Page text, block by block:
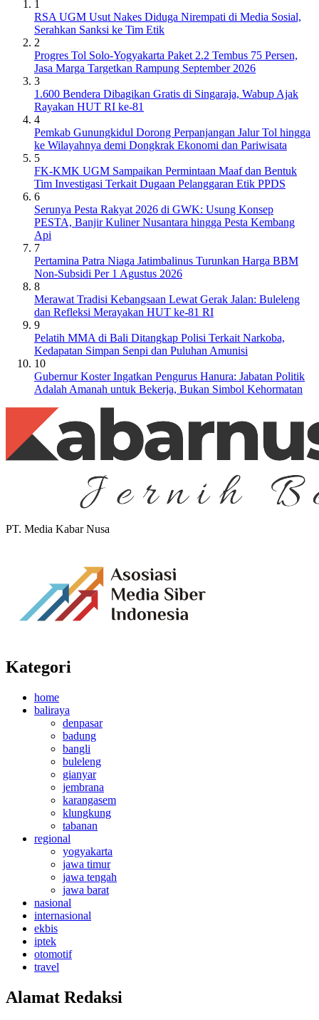
1
RSA UGM Usut Nakes Diduga Nirempati di Media Sosial,
Serahkan Sanksi ke Tim Etik
2
Progres Tol Solo-Yogyakarta Paket 2.2 Tembus 75 Persen,
Jasa Marga Targetkan Rampung September 2026
3
1.600 Bendera Dibagikan Gratis di Singaraja, Wabup Ajak
Rayakan HUT RI ke-81
4
Pemkab Gunungkidul Dorong Perpanjangan Jalur Tol hingga
ke Wilayahnya demi Dongkrak Ekonomi dan Pariwisata
5
FK-KMK UGM Sampaikan Permintaan Maaf dan Bentuk
Tim Investigasi Terkait Dugaan Pelanggaran Etik PPDS
6
Serunya Pesta Rakyat 2026 di GWK: Usung Konsep
PESTA, Banjir Kuliner Nusantara hingga Pesta Kembang
Api
7
Pertamina Patra Niaga Jatimbalinus Turunkan Harga BBM
Non-Subsidi Per 1 Agustus 2026
8
Merawat Tradisi Kebangsaan Lewat Gerak Jalan: Buleleng
dan Refleksi Merayakan HUT ke-81 RI
9
Pelatih MMA di Bali Ditangkap Polisi Terkait Narkoba,
Kedapatan Simpan Senpi dan Puluhan Amunisi
10
Gubernur Koster Ingatkan Pengurus Hanura: Jabatan Politik
Adalah Amanah untuk Bekerja, Bukan Simbol Kehormatan
PT. Media Kabar Nusa
Kategori
home
baliraya
denpasar
badung
bangli
buleleng
gianyar
jembrana
karangasem
klungkung
tabanan
regional
yogyakarta
jawa timur
jawa tengah
jawa barat
nasional
internasional
ekbis
iptek
otomotif
travel
Alamat Redaksi